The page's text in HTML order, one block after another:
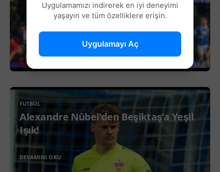
FUTBOL
Alexandre Nübel’den Beşiktaş’a Yeşil
Işık!
DEVAMINI OKU
Uygulamamızı indirerek en iyi deneyimi
yaşayın ve tüm özelliklere erişin.
Uygulamayı Aç